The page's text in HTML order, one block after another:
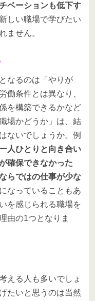
ベーションも低下す
しい職場で学びたい
ません。
なるのは「やりが
働条件とは異なり、
を構築できるかなど
場かどうか」は、結
ないでしょうか。例
人ひとりと向き合い
確保できなかった
らではの仕事が少な
なっていることもあ
を感じられる職場を
由の1つとなりま
える人も多いでしょ
たいと思うのは当然